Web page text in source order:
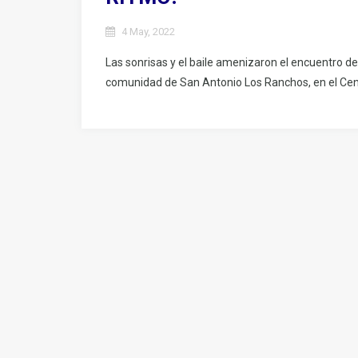
4 May, 2022
Las sonrisas y el baile amenizaron el encuentro
comunidad de San Antonio Los Ranchos, en el